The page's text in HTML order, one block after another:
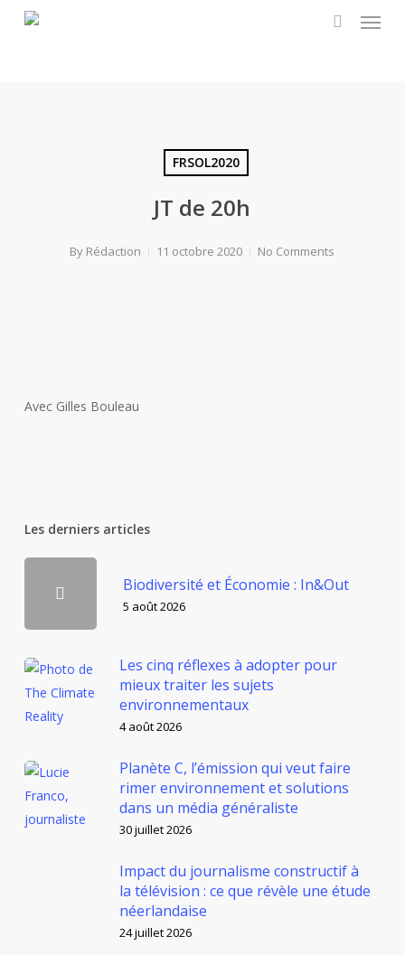
Menu
FRSOL2020
JT de 20h
By Rédaction 11 octobre 2020 No Comments
Avec Gilles Bouleau
Les derniers articles
Biodiversité et Économie : In&Out
5 août 2026
Les cinq réflexes à adopter pour
mieux traiter les sujets
environnementaux
4 août 2026
Planète C, l’émission qui veut faire
rimer environnement et solutions
dans un média généraliste
30 juillet 2026
Impact du journalisme constructif à
la télévision : ce que révèle une étude
néerlandaise
24 juillet 2026